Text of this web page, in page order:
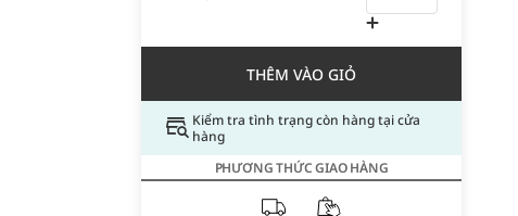
THÊM VÀO GIỎ
Kiểm tra tình trạng còn hàng tại cửa
hàng
PHƯƠNG THỨC GIAO HÀNG